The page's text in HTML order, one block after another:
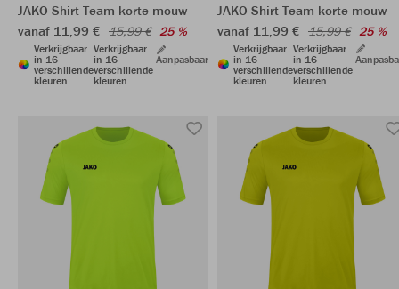
JAKO Shirt Team korte mouw
vanaf 11,99 € 15,99 € 25 %
Verkrijgbaar
in 16
verschillende
kleuren
Verkrijgbaar
in 16
verschillende
kleuren
Aanpasbaar
JAKO Shirt Team korte mouw
vanaf 11,99 € 15,99 € 25 %
Verkrijgbaar
in 16
verschillende
kleuren
Verkrijgbaar
in 16
verschillende
kleuren